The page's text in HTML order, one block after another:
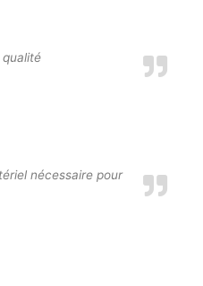
nécessaire pour